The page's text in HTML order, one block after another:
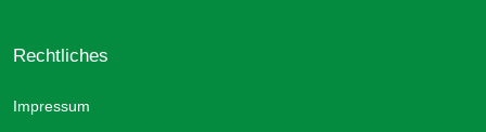
Rechtliches
Impressum